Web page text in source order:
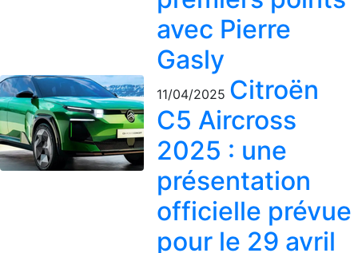
avec Pierre
Gasly
11/04/2025 Citroën
C5 Aircross
2025 : une
présentation
officielle prévue
pour le 29 avril